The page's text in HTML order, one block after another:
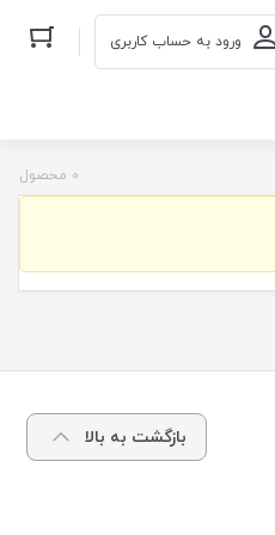
ورود به حساب کاربری
0 محصول
بازگشت به بالا